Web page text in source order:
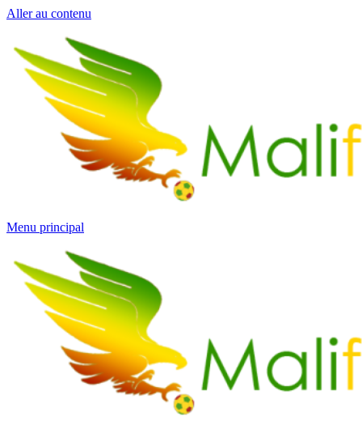
Aller au contenu
Menu principal